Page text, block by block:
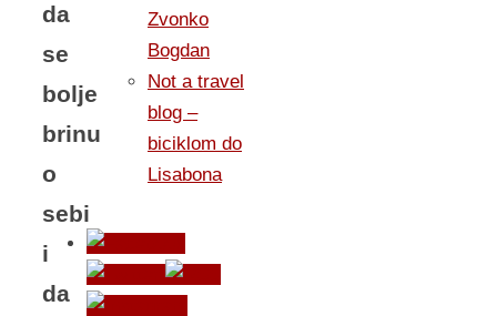
da
se
bolje
brinu
o
sebi
i
da
Zvonko
Bogdan
Not a travel
blog –
biciklom do
Lisabona